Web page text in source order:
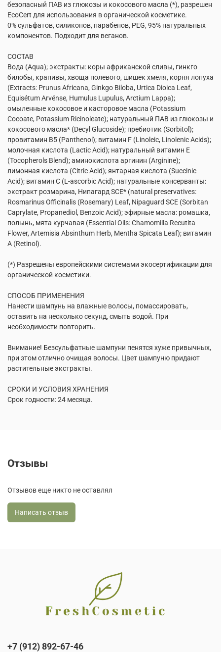
безопасный ПАВ из глюкозы и кокосового масла (*), разрешен
EcoCert для использования в органической косметике.
0% сульфатов, силиконов, парабенов, PEG, 95% натуральных
компонентов. Подходит для веганов.
СОСТАВ
Вода (Aqua); экстракты: коры африканской сливы, гинкго
билобы, крапивы, хвоща полевого, шишек хмеля, корня лопуха
(Extracts: Prunus Africana, Ginkgo Biloba, Urtica Dioica Leaf,
Equisétum Arvénse, Humulus Lupulus, Arctium Lappa);
омыленные кокосовое и касторовое масла (Potassium
Cocoate, Potassium Ricinoleate); натуральный ПАВ из глюкозы и
кокосового масла* (Decyl Glucoside); пребиотик (Sorbitol);
провитамин B5 (Panthenol); витамин F (Linoleic, Linolenic Acids);
молочная кислота (Lactic Acid); натуральный витамин Е
(Tocopherols Blend); аминокислота аргинин (Arginine);
лимонная кислота (Citric Acid); янтарная кислота (Succinic
Acid); витамин С (L-ascorbic Acid); натуральные консерванты:
экстракт розмарина, Нипагард SCE* (natural preservatives:
Rosmarinus Officinalis (Rosemary) Leaf, Nipaguard SCE (Sorbitan
Caprylate, Propanediol, Benzoic Acid); эфирные масла: ромашка,
полынь, мята курчавая (Essential Oils: Chamomilla Recutita
Flower, Artemisia Absinthum Herb, Mentha Spicata Leaf); витамин
А (Retinol).
(*) Разрешены европейскими системами экосертификации для
органической косметики.
СПОСОБ ПРИМЕНЕНИЯ
Нанести шампунь на влажные волосы, помассировать,
оставить на несколько секунд, смыть водой. При
необходимости повторить.
Внимание! Безсульфатные шампуни пенятся хуже привычных,
при этом отлично очищая волосы. Цвет шампуню придают
растительные экстракты.
СРОКИ И УСЛОВИЯ ХРАНЕНИЯ
Срок годности: 24 месяца.
Отзывы
Отзывов еще никто не оставлял
Написать отзыв
+7 (912) 892-67-46